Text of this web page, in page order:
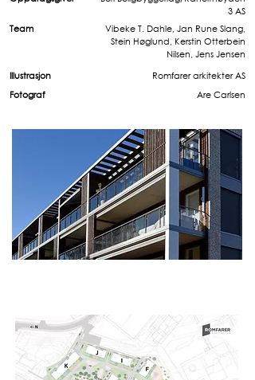
3 AS
Team
Vibeke T. Dahle, Jan Rune Slang,
Stein Høglund, Kerstin Otterbein
Nilsen, Jens Jensen
Illustrasjon
Romfarer arkitekter AS
Fotograf
Are Carlsen